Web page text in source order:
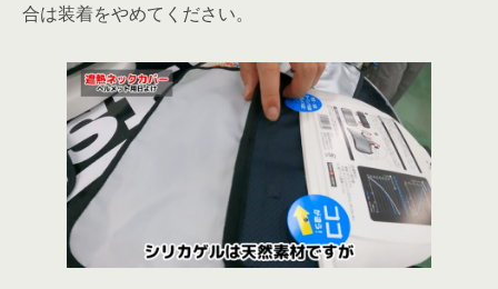
合は装着をやめてください。